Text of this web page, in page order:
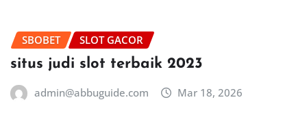
SBOBET SLOT GACOR
situs judi slot terbaik 2023
admin@abbuguide.com Mar 18, 2026